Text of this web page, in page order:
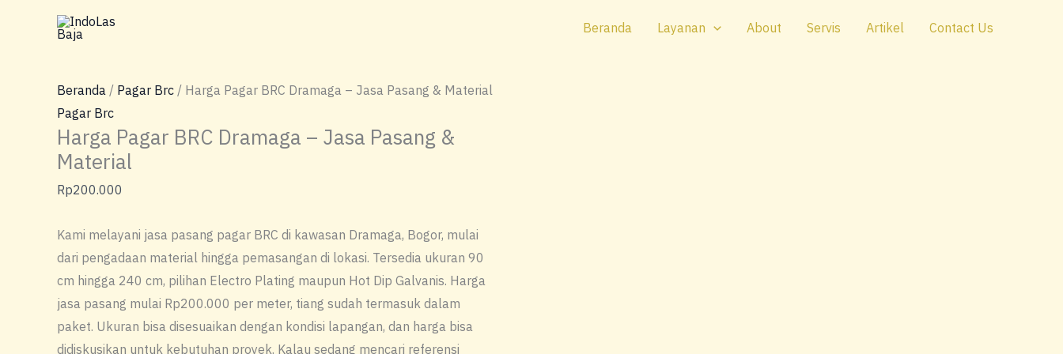
Beranda Layanan About Servis Artikel Contact Us
Beranda / Pagar Brc / Harga Pagar BRC Dramaga – Jasa Pasang & Material
Pagar Brc
Harga Pagar BRC Dramaga – Jasa Pasang &
Material
Rp200.000
Kami melayani jasa pasang pagar BRC di kawasan Dramaga, Bogor, mulai
dari pengadaan material hingga pemasangan di lokasi. Tersedia ukuran 90
cm hingga 240 cm, pilihan Electro Plating maupun Hot Dip Galvanis. Harga
jasa pasang mulai Rp200.000 per meter, tiang sudah termasuk dalam
paket. Ukuran bisa disesuaikan dengan kondisi lapangan, dan harga bisa
didiskusikan untuk kebutuhan proyek. Kalau sedang mencari referensi